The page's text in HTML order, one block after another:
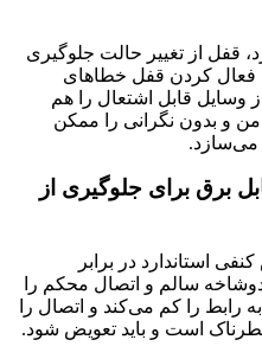
قفل از تغییر حالت جلوگیری
فعال کردن قفل خطاهای
وسایل قابل اشتعال را هم
و بدون نگرانی را ممکن
می‌سازد.
برق برای جلوگیری از
استاندارد در برابر
سالم و اتصال محکم را
رابط را کم می‌کند و اتصال را
است و باید تعویض شود.